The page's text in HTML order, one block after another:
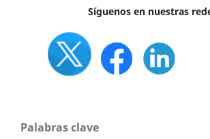
Síguenos en nuestras
Palabras clave